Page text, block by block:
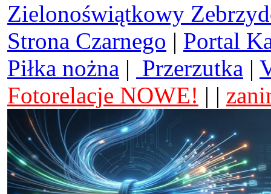
Zielonoświątkowy
Strona Czarnego | Portal
Piłka nożna | Przerzutka |
Fotorelacje NOWE! | |